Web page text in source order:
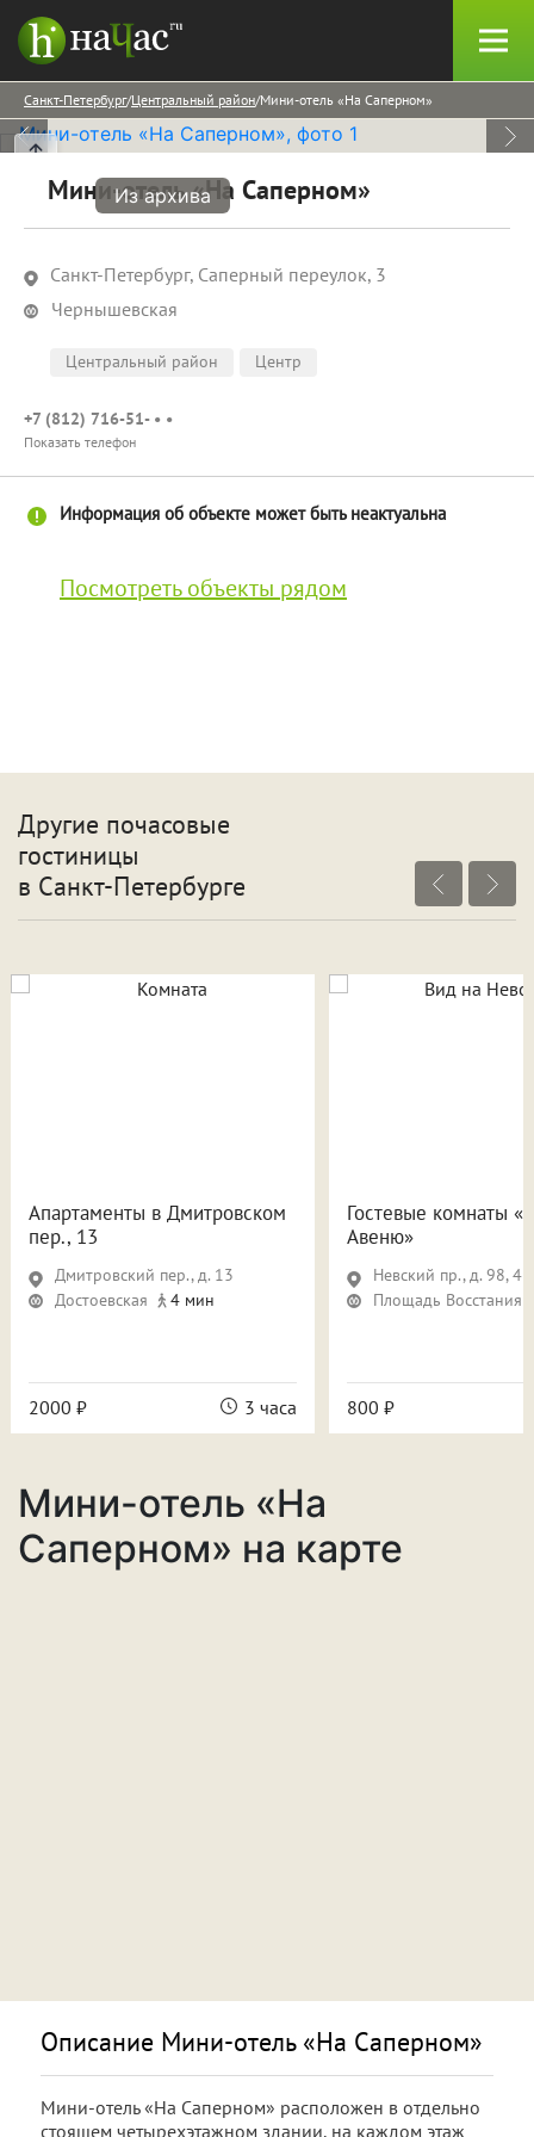
Санкт-Петербург Центральный район Мини-отель «На Саперном»
Из архива
Мини-отель «На Саперном»
Санкт-Петербург, Саперный переулок, 3
Чернышевская
Центральный район Центр
+7 (812) 716-51- • •
Показать телефон
Информация об объекте может быть неактуальна
Посмотреть объекты рядом
Другие почасовые
гостиницы
в Санкт-Петербурге
Апартаменты в Дмитровском
пер., 13
Дмитровский пер., д. 13
Достоевская
4 мин
2000 ₽ 3 часа
Гостевые комнаты
Авеню»
Невский пр., д. 98, 4
Площадь Восстания
800 ₽
Мини-отель «На
Саперном» на карте
Описание Мини-отель «На Саперном»
Мини-отель«На Саперном» расположен в отдельно
стоящем четырехэтажном здании, на каждом этаж